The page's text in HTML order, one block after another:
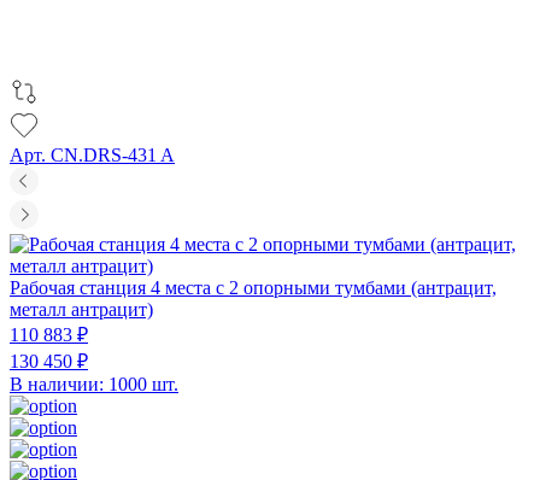
Арт. CN.DRS-431 A
Рабочая станция 4 места с 2 опорными тумбами (антрацит,
металл антрацит)
110 883 ₽
130 450 ₽
В наличии: 1000 шт.